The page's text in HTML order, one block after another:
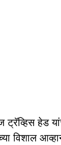
हेड
विशाल